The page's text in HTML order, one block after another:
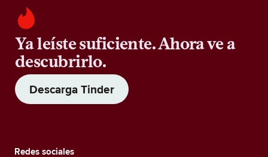
Ya leíste suficiente. Ahora ve a
descubrirlo.
Descarga Tinder
Redes sociales